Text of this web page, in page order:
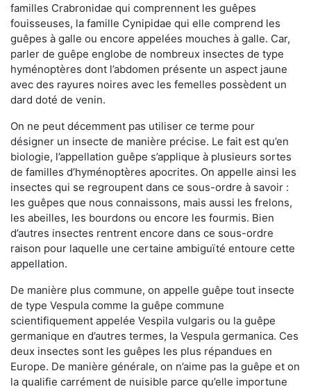
familles Crabronidae qui comprennent les guêpes
fouisseuses, la famille Cynipidae qui elle comprend les
guêpes à galle ou encore appelées mouches à galle. Car,
parler de guêpe englobe de nombreux insectes de type
hyménoptères dont l’abdomen présente un aspect jaune
avec des rayures noires avec les femelles possèdent un
dard doté de venin.
On ne peut décemment pas utiliser ce terme pour
désigner un insecte de manière précise. Le fait est qu’en
biologie, l’appellation guêpe s’applique à plusieurs sortes
de familles d’hyménoptères apocrites. On appelle ainsi les
insectes qui se regroupent dans ce sous-ordre à savoir :
les guêpes que nous connaissons, mais aussi les frelons,
les abeilles, les bourdons ou encore les fourmis. Bien
d’autres insectes rentrent encore dans ce sous-ordre
raison pour laquelle une certaine ambiguïté entoure cette
appellation.
De manière plus commune, on appelle guêpe tout insecte
de type Vespula comme la guêpe commune
scientifiquement appelée Vespila vulgaris ou la guêpe
germanique en d’autres termes, la Vespula germanica. Ces
deux insectes sont les guêpes les plus répandues en
Europe. De manière générale, on n’aime pas la guêpe et on
la qualifie carrément de nuisible parce qu’elle importune